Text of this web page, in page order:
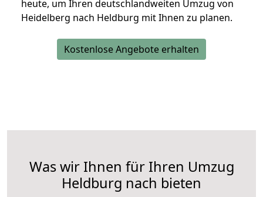
heute, um Ihren deutschlandweiten Umzug von
Heidelberg nach Heldburg mit Ihnen zu planen.
Kostenlose Angebote erhalten
Was wir Ihnen für Ihren Umzug
Heldburg nach bieten